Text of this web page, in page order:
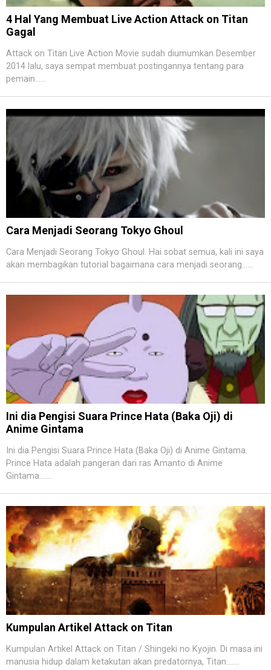
4 Hal Yang Membuat Live Action Attack on Titan
Gagal
Attack on Titan Live Action Movie sudah diumumkan Desember
2014 lalu, saya sempat membuat postingannya tentang para
pemain......
Cara Menjadi Seorang Tokyo Ghoul
Cara Menjadi Seorang Tokyo Ghoul. Hai sobat semua, kali ini saya
akan membagikan tutorial bagaimana cara menjadi seorang......
Ini dia Pengisi Suara Prince Hata (Baka Oji) di
Anime Gintama
Ini dia Pengisi Suara Prince Hata (Baka Oji) di Anime Gintama.
Prince Hata adalah pangeran dari ras Amanto di Anime
Gintama.......
Kumpulan Artikel Attack on Titan
Kumpulan Artikel Attack on Titan / Shingeki no Kyojin. Di masa ini
manusia hidup dalam ketakutan akan predatornya, Titan.......